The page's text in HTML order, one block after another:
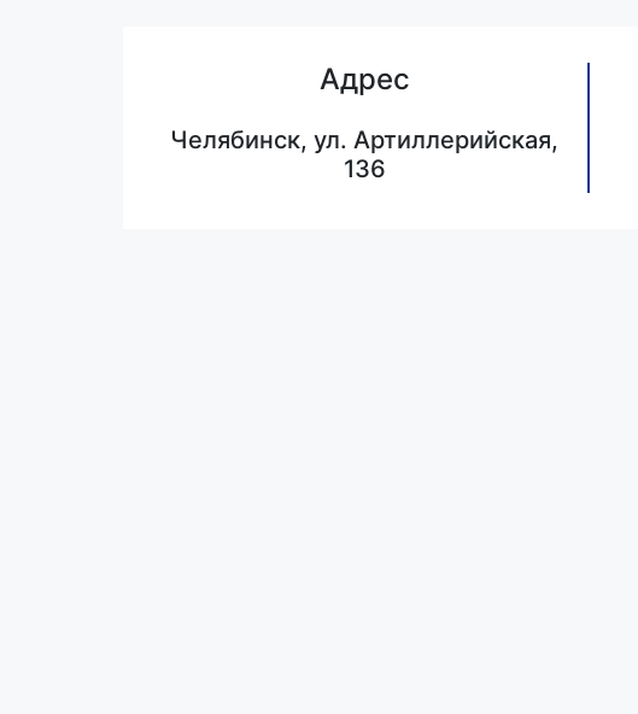
Адрес
Челябинск, ул. Артиллерийская,
136